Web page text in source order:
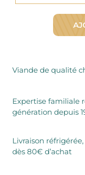
Viande de qualité
Expertise familiale
génération depuis
Livraison
dès 80€ d’achat